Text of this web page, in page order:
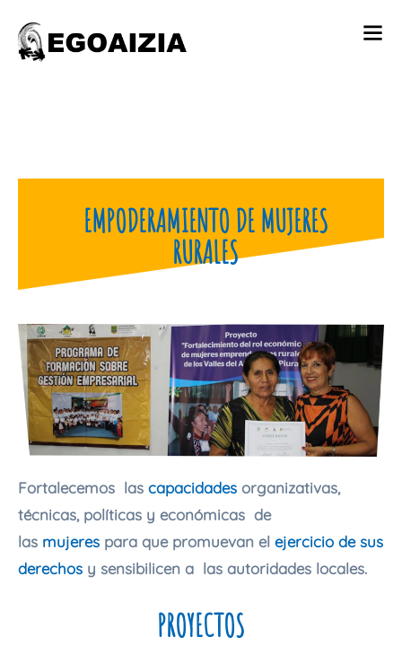
EMPODERAMIENTO DE MUJERES
RURALES
Fortalecemos las capacidades organizativas,
técnicas, políticas y económicas de
las mujeres para que promuevan el ejercicio de sus
derechos y sensibilicen a las autoridades locales.
PROYECTOS